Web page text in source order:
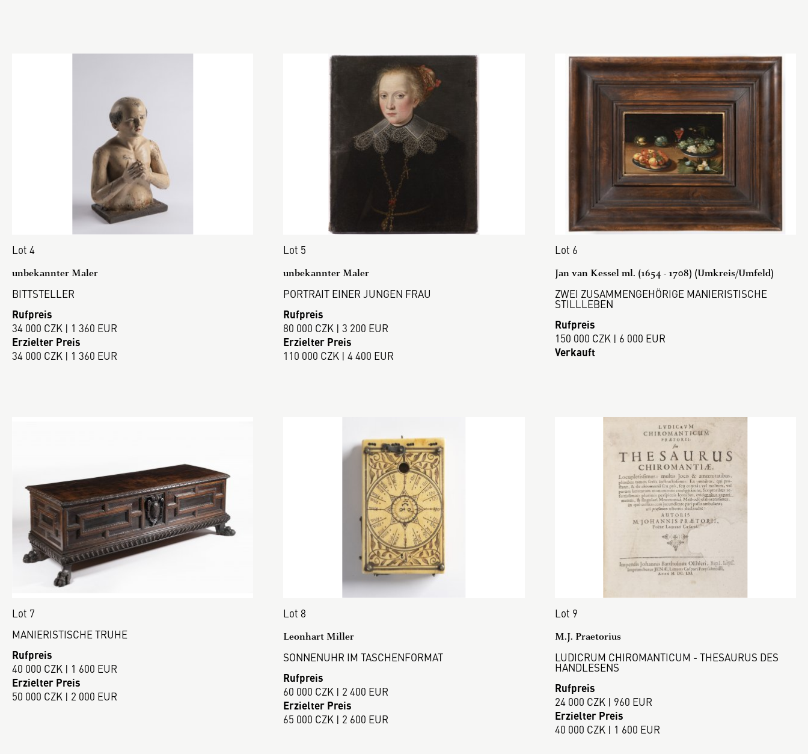
Lot 4
unbekannter Maler
BITTSTELLER
Rufpreis
34 000 CZK | 1 360 EUR
Erzielter Preis
34 000 CZK | 1 360 EUR
Lot 5
unbekannter Maler
PORTRAIT EINER JUNGEN FRAU
Rufpreis
80 000 CZK | 3 200 EUR
Erzielter Preis
110 000 CZK | 4 400 EUR
Lot 6
Jan van Kessel ml. (1654 - 1708) (Umkreis/Umfeld)
ZWEI ZUSAMMENGEHÖRIGE MANIERISTISCHE
STILLLEBEN
Rufpreis
150 000 CZK | 6 000 EUR
Verkauft
Lot 7
MANIERISTISCHE TRUHE
Rufpreis
40 000 CZK | 1 600 EUR
Erzielter Preis
50 000 CZK | 2 000 EUR
Lot 8
Leonhart Miller
SONNENUHR IM TASCHENFORMAT
Rufpreis
60 000 CZK | 2 400 EUR
Erzielter Preis
65 000 CZK | 2 600 EUR
Lot 9
M.J. Praetorius
LUDICRUM CHIROMANTICUM - THESAURUS DES
HANDLESENS
Rufpreis
24 000 CZK | 960 EUR
Erzielter Preis
40 000 CZK | 1 600 EUR